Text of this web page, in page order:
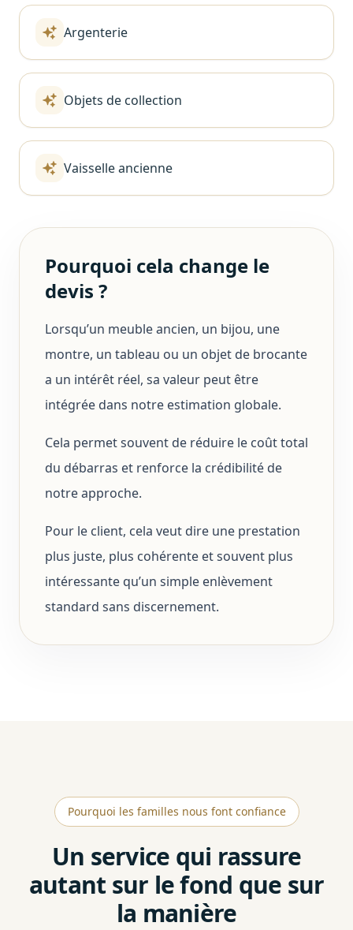
Argenterie
Objets de collection
Vaisselle ancienne
Pourquoi cela change le
devis ?
Lorsqu’un meuble ancien, un bijou, une
montre, un tableau ou un objet de brocante
a un intérêt réel, sa valeur peut être
intégrée dans notre estimation globale.
Cela permet souvent de réduire le coût total
du débarras et renforce la crédibilité de
notre approche.
Pour le client, cela veut dire une prestation
plus juste, plus cohérente et souvent plus
intéressante qu’un simple enlèvement
standard sans discernement.
Pourquoi les familles nous font confiance
Un service qui rassure
autant sur le fond que sur
la manière